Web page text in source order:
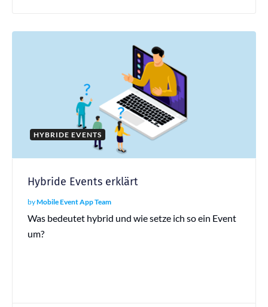
HYBRIDE EVENTS
Hybride Events erklärt
byMobile Event App Team
Was bedeutet hybrid und wie setze ich so ein Event
um?